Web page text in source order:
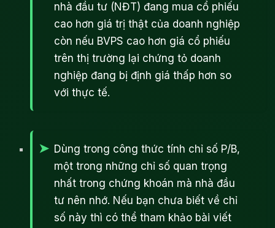
nhà đầu tư (NĐT) đang mua cổ phiếu
cao hơn giá trị thật của doanh nghiệp
còn nếu BVPS cao hơn giá cổ phiếu
trên thị trường lại chứng tỏ doanh
nghiệp đang bị định giá thấp hơn so
với thực tế.
Dùng trong công thức tính chỉ số P/B,
một trong những chỉ số quan trọng
nhất trong chứng khoán mà nhà đầu
tư nên nhớ. Nếu bạn chưa biết về chỉ
số này thì có thể tham khảo bài viết